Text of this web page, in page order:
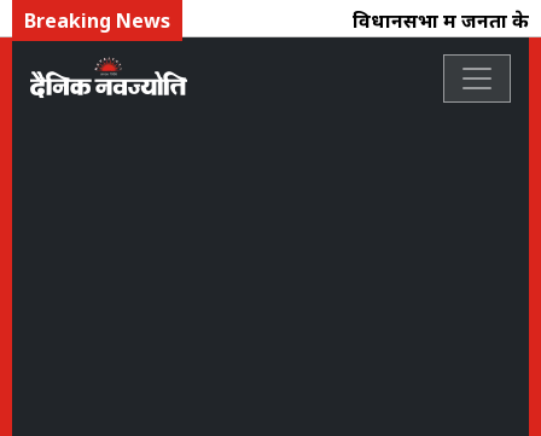
Breaking News विधानसभा में जनता के